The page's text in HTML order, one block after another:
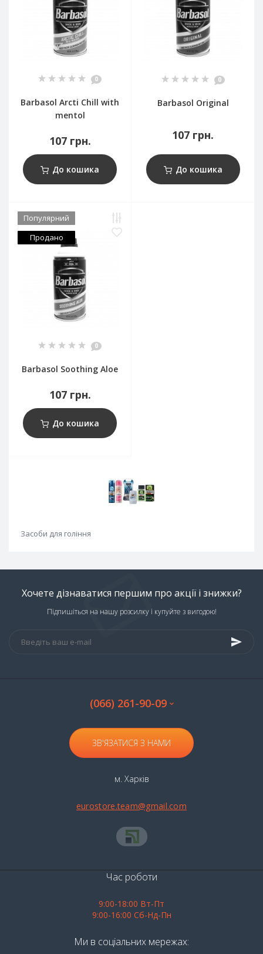
0
Barbasol Arcti Chill with
mentol
107 грн.
До кошика
0
Barbasol Original
107 грн.
До кошика
Популярний
Продано
0
Barbasol Soothing Aloe
107 грн.
До кошика
Засоби для гоління
Хочете дізнаватися першим про акції і знижки?
Підпишіться на нашу розсилку і купуйте з вигодою!
(066) 261-90-09
ЗВ'ЯЗАТИСЯ З НАМИ
м. Харків
eurostore.team@gmail.com
Час роботи
9:00-18:00 Вт-Пт
9:00-16:00 Сб-Нд-Пн
Ми в соціальних мережах: